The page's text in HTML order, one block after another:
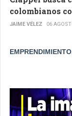
colombianos
JAIME VÉLEZ 06
mediante
autenticidad, el